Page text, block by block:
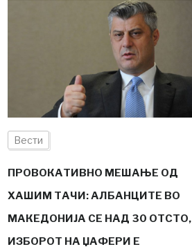
Вести
ПРОВОКАТИВНО МЕШАЊЕ ОД
ХАШИМ ТАЧИ: АЛБАНЦИТЕ ВО
МАКЕДОНИЈА СЕ НАД 30 ОТСТО,
ИЗБОРОТ НА ЏАФЕРИ Е